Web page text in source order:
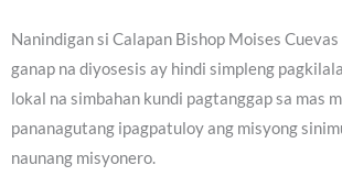
Nanindigan si Calapan Bishop Moises
ganap na diyosesis ay hindi simpleng
lokal na simbahan kundi pagtanggap sa mas
pananagutang ipagpatuloy ang misyong
naunang misyonero.